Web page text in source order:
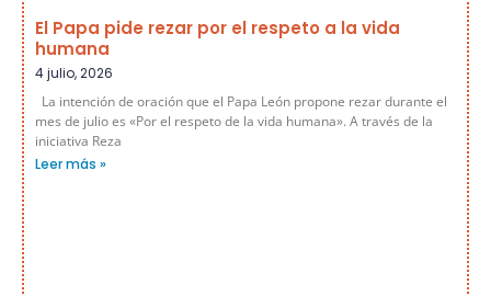
El Papa pide rezar por el respeto a la vida
humana
4 julio, 2026
La intención de oración que el Papa León propone rezar durante el
mes de julio es «Por el respeto de la vida humana». A través de la
iniciativa Reza
Leer más »